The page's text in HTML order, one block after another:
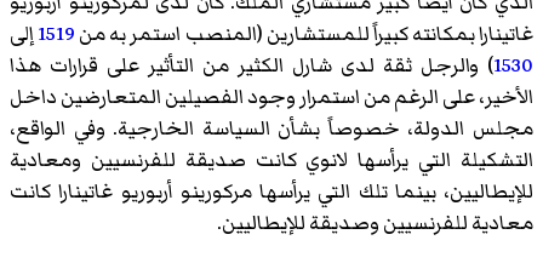
غاتينارا بمكانته كبيراً للمستشارين (المنصب استمر به من1519إلى
1530) والرجل ثقة لدى شارل الكثير من التأثير على قرارات هذا
الأخير، على الرغم من استمرار وجود الفصيلين المتعارضين داخل
مجلس الدولة، خصوصاً بشأن السياسة الخارجية. وفي الواقع،
التشكيلة التي يرأسها لانوي كانت صديقة للفرنسيين ومعادية
للإيطاليين، بينما تلك التي يرأسهامركورينو أربوريو غاتيناراكانت
معادية للفرنسيين وصديقة للإيطاليين.